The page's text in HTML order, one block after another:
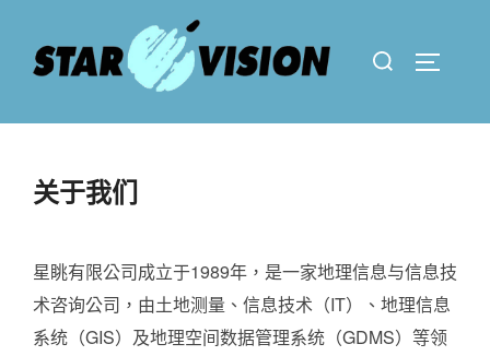
content
Search
关于我们
星眺有限公司成立于1989年，是一家地理信息与信息技
术咨询公司，由土地测量、信息技术（IT）、地理信息
系统（GIS）及地理空间数据管理系统（GDMS）等领